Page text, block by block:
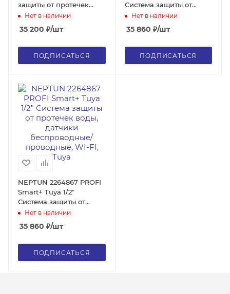
защиты от протечек
воды, датчики
беспроводные/
проводные, WI-FI
Нет в наличии
35 200 ₽/шт
ПОДПИСАТЬСЯ
Система защиты от
протечек воды, датчики
беспроводные/
проводные, WI-FI, Tuya
Нет в наличии
35 860 ₽/шт
ПОДПИСАТЬСЯ
NEPTUN 2264867 PROFI
Smart+ Tuya 1/2"
Система защиты от
протечек воды, датчики
беспроводные/
проводные, WI-FI, Tuya
Нет в наличии
35 860 ₽/шт
ПОДПИСАТЬСЯ